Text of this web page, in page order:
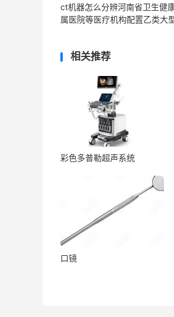
ct机器怎么分辨河南省卫生健
属医院等医疗机构配置乙类大
相关推荐
彩色多普勒超声系统
口镜